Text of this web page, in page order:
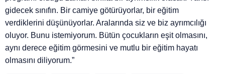
gidecek sınıfın. Bir camiye götürüyorlar, bir eğitim
verdiklerini düşünüyorlar. Aralarında siz ve biz ayrımcılığı
oluyor. Bunu istemiyorum. Bütün çocukların eşit olmasını,
aynı derece eğitim görmesini ve mutlu bir eğitim hayatı
olmasını diliyorum.”